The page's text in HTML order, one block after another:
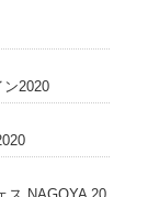
ン2020